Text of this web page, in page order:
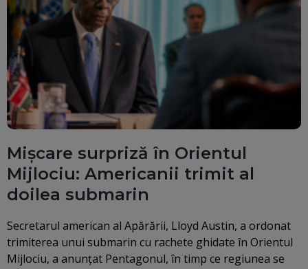
Mișcare surpriză în Orientul
Mijlociu: Americanii trimit al
doilea submarin
Secretarul american al Apărării, Lloyd Austin, a ordonat
trimiterea unui submarin cu rachete ghidate în Orientul
Mijlociu, a anunţat Pentagonul, în timp ce regiunea se